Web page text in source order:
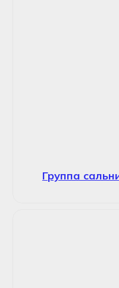
Группа